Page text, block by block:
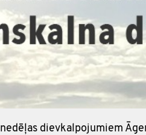
dievkalpojumiem